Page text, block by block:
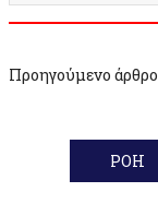
Προηγούμενο άρθρο
ΡΟΗ